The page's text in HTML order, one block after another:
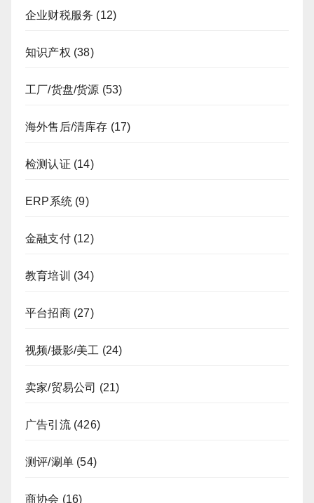
企业财税服务 (12)
知识产权 (38)
工厂/货盘/货源 (53)
海外售后/清库存 (17)
检测认证 (14)
ERP系统 (9)
金融支付(12)
教育培训 (34)
平台招商(27)
视频/摄影/美工 (24)
卖家/贸易公司 (21)
广告引流(426)
测评/涮单 (54)
商协会 (16)